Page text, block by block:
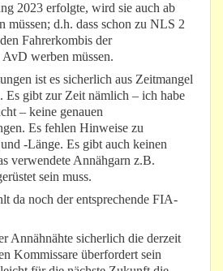
2023 erfolgte, wird sie auch ab
müssen; d.h. dass schon zu NLS 2
Fahrerkombis der
werben müssen.
ist es sicherlich aus Zeitmangel
Es gibt zur Zeit nämlich – ich habe
– keine genauen
Es fehlen Hinweise zu
-Länge. Es gibt auch keinen
verwendete Annähgarn z.B.
sein muss.
da noch der entsprechende FIA-
Annähnähte sicherlich die derzeit
Kommissare überfordert sein